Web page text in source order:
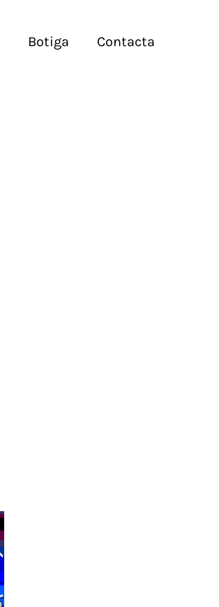
Botiga Contacta